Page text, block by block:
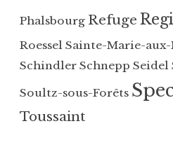
s
u
e
C
a
e
r
n
,
M
Phalsbourg Refuge
Roessel Sainte-Marie-
Schindler Schnepp Seidel
Soultz-sous-Forêts
Toussaint